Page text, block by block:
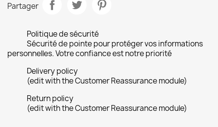
Partager
Politique de sécurité
Sécurité de pointe pour protéger vos informations
personnelles. Votre confiance est notre priorité
Delivery policy
(edit with the Customer Reassurance module)
Return policy
(edit with the Customer Reassurance module)